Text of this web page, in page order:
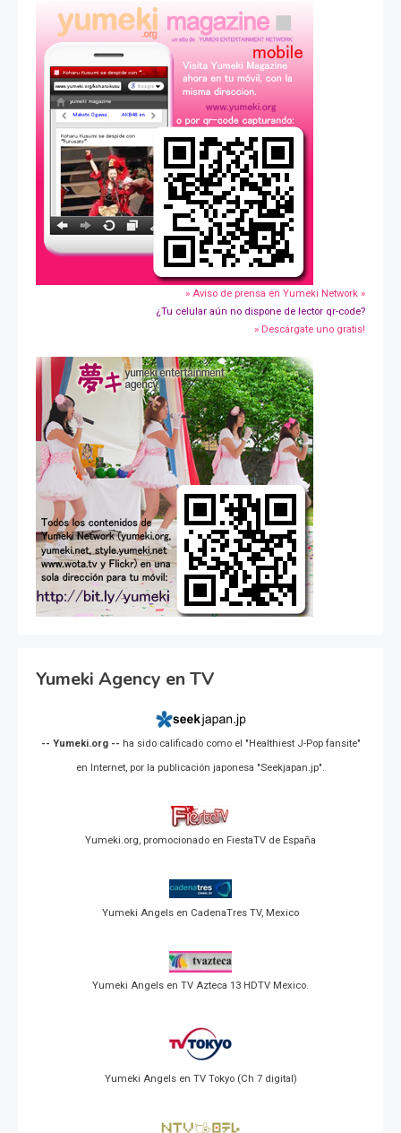
» Aviso de prensa en Yumeki Network »
¿Tu celular aún no dispone de lector qr-code?
» Descárgate uno gratis!
Yumeki Agency en TV
-- Yumeki.org -- ha sido calificado como el "Healthiest J-Pop fansite"
en Internet, por la publicación japonesa "Seekjapan.jp".
Yumeki.org, promocionado en FiestaTV de España
Yumeki Angels en CadenaTres TV, Mexico
Yumeki Angels en TV Azteca 13 HDTV Mexico.
Yumeki Angels en TV Tokyo (Ch 7 digital)